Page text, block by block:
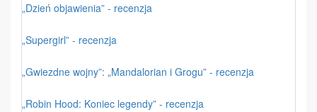
„Dzień objawienia” - recenzja
„Supergirl” - recenzja
„Gwiezdne wojny”: „Mandalorian i Grogu” - recenzja
„Robin Hood: Koniec legendy” - recenzja